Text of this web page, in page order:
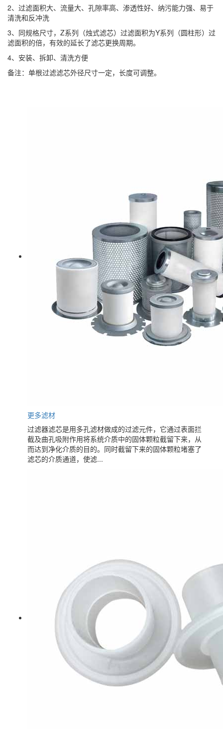
2、过滤面积大、流量大、孔隙率高、渗透性好、纳污能力强、易于
清洗和反冲洗
3、同规格尺寸，Z系列（烛式滤芯）过滤面积为Y系列（圆柱形）过
滤面积的倍，有效的延长了滤芯更换周期。
4、安装、拆卸、清洗方便
备注：单根过滤滤芯外径尺寸一定，长度可调整。
更多滤材
过滤器滤芯是用多孔滤材做成的过滤元件，它通过表面拦
截及曲孔吸附作用将系统介质中的固体颗粒截留下来，从
而达到净化介质的目的。同时截留下来的固体颗粒堵塞了
滤芯的介质通道，使滤...